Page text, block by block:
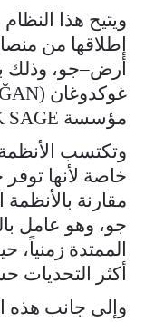
ويتيح هذا
إطلاقها من
أرض–جو، وذلك
مؤسسة TÜBİTAK SAGE.
وتكتسب
خاصة لأنها
مقارنة
جو، وهو عامل
الممتدة
أكثر التحديات
وإلى جانب هذه